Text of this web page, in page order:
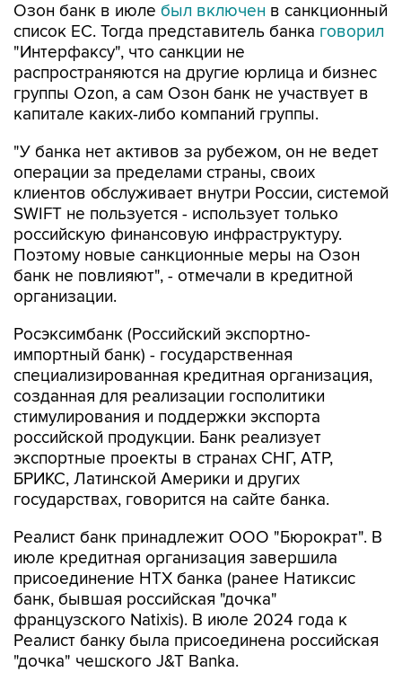
Озон банк в июле был включен в санкционный
список ЕС. Тогда представитель банка говорил
"Интерфаксу", что санкции не
распространяются на другие юрлица и бизнес
группы Ozon, а сам Озон банк не участвует в
капитале каких-либо компаний группы.
"У банка нет активов за рубежом, он не ведет
операции за пределами страны, своих
клиентов обслуживает внутри России, системой
SWIFT не пользуется - использует только
российскую финансовую инфраструктуру.
Поэтому новые санкционные меры на Озон
банк не повлияют", - отмечали в кредитной
организации.
Росэксимбанк (Российский экспортно-
импортный банк) - государственная
специализированная кредитная организация,
созданная для реализации госполитики
стимулирования и поддержки экспорта
российской продукции. Банк реализует
экспортные проекты в странах СНГ, АТР,
БРИКС, Латинской Америки и других
государствах, говорится на сайте банка.
Реалист банк принадлежит ООО "Бюрократ". В
июле кредитная организация завершила
присоединение НТХ банка (ранее Натиксис
банк, бывшая российская "дочка"
французского Natixis). В июле 2024 года к
Реалист банку была присоединена российская
"дочка" чешского J&T Banka.